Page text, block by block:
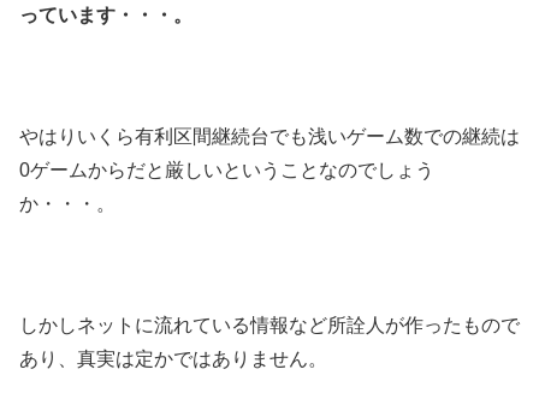
っています・・・。
やはりいくら有利区間継続台でも浅いゲーム数での継続は
0ゲームからだと厳しいということなのでしょう
か・・・。
しかしネットに流れている情報など所詮人が作ったもので
あり、真実は定かではありません。